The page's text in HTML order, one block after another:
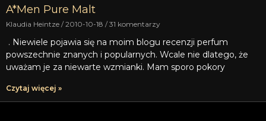
A*Men Pure Malt
Klaudia Heintze 2010-10-18 31 komentarzy
. Niewiele pojawia się na moim blogu recenzji perfum
powszechnie znanych i popularnych. Wcale nie dlatego, że
uważam je za niewarte wzmianki. Mam sporo pokory
Czytaj więcej »